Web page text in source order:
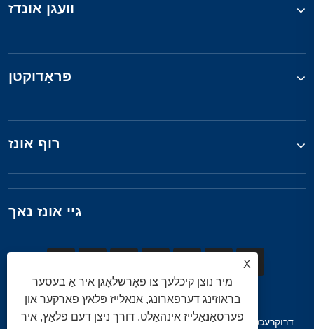
וועגן אונדז
פּראָדוקטן
רוף אונז
גיי אונז נאך
דרוקרעכט © 2025 קינגזשאָו דזשינקי מינינג מאַשינערי קאָו, לטד. כל
X
מיר נוצן קיכלעך צו פאָרשלאָגן איר אַ בעסער
בראַוזינג דערפאַרונג, אַנאַלייז פּלאַץ פאַרקער און
פּערסאַנאַלייז אינהאַלט. דורך ניצן דעם פּלאַץ, איר